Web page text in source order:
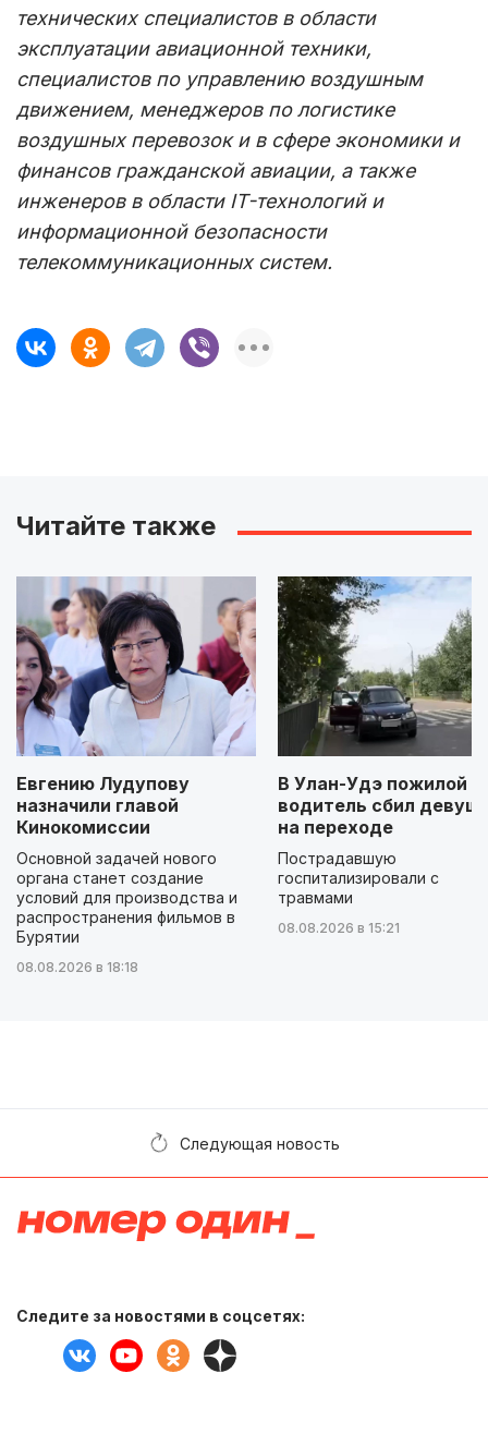
технических специалистов в области
эксплуатации авиационной техники,
специалистов по управлению воздушным
движением, менеджеров по логистике
воздушных перевозок и в сфере экономики и
финансов гражданской авиации, а также
инженеров в области IT-технологий и
информационной безопасности
телекоммуникационных систем.
Читайте также
Евгению Лудупову
назначили главой
Кинокомиссии
Основной задачей нового
органа станет создание
условий для производства и
распространения фильмов в
Бурятии
08.08.2026 в 18:18
В Улан-Удэ пожилой
водитель сбил
на переходе
Пострадавшую
госпитализировали с
травмами
08.08.2026 в 15:21
Следующая новость
Следите за новостями в соцсетях: